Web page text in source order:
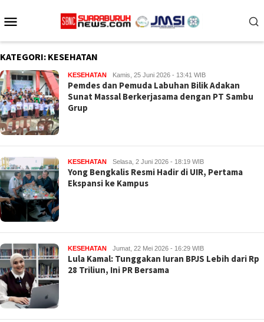
ke
KATEGORI: KESEHATAN
KESEHATAN Kamis, 25 Juni 2026 - 13:41 WIB
Pemdes dan Pemuda Labuhan Bilik Adakan
Sunat Massal Berkerjasama dengan PT Sambu
Grup
KESEHATAN Selasa, 2 Juni 2026 - 18:19 WIB
Yong Bengkalis Resmi Hadir di UIR, Pertama
Ekspansi ke Kampus
KESEHATAN Jumat, 22 Mei 2026 - 16:29 WIB
Lula Kamal: Tunggakan Iuran BPJS Lebih dari Rp
28 Triliun, Ini PR Bersama